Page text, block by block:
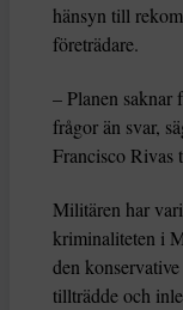
hänsyn till
företrädare.
– Planen
frågor än svar,
Francisco Rivas
Militären har
kriminaliteten i
den
tillträdde och